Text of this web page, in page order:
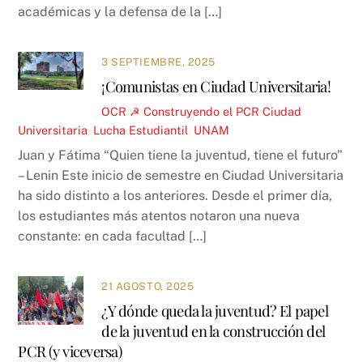
académicas y la defensa de la […]
3 SEPTIEMBRE, 2025
¡Comunistas en Ciudad Universitaria!
OCR ☭ Construyendo el PCR Ciudad
Universitaria Lucha Estudiantil UNAM
Juan y Fátima “Quien tiene la juventud, tiene el futuro”
– Lenin Este inicio de semestre en Ciudad Universitaria
ha sido distinto a los anteriores. Desde el primer día,
los estudiantes más atentos notaron una nueva
constante: en cada facultad […]
21 AGOSTO, 2025
¿Y dónde queda la juventud? El papel
de la juventud en la construcción del
PCR (y viceversa)